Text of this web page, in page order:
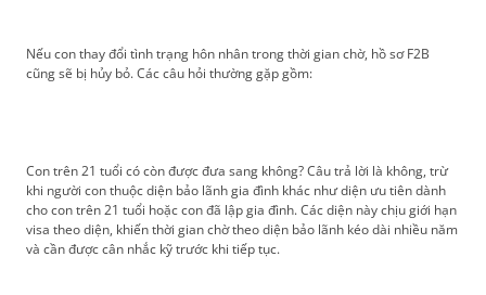
Nếu con thay đổi tình trạng hôn nhân trong thời gian chờ, hồ sơ F2B
cũng sẽ bị hủy bỏ. Các câu hỏi thường gặp gồm:
Con trên 21 tuổi có còn được đưa sang không? Câu trả lời là không, trừ
khi người con thuộc diện bảo lãnh gia đình khác như diện ưu tiên dành
cho con trên 21 tuổi hoặc con đã lập gia đình. Các diện này chịu giới hạn
visa theo diện, khiến thời gian chờ theo diện bảo lãnh kéo dài nhiều năm
và cần được cân nhắc kỹ trước khi tiếp tục.